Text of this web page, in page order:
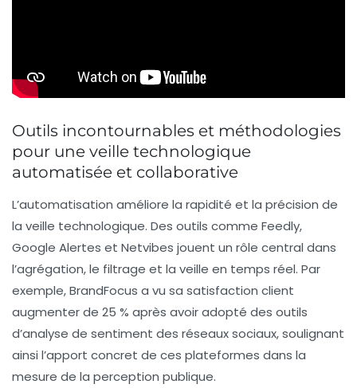
Outils incontournables et méthodologies
pour une veille technologique
automatisée et collaborative
L’automatisation améliore la rapidité et la précision de
la veille technologique. Des outils comme Feedly,
Google Alertes et Netvibes jouent un rôle central dans
l’agrégation, le filtrage et la veille en temps réel. Par
exemple, BrandFocus a vu sa satisfaction client
augmenter de 25 % après avoir adopté des outils
d’analyse de sentiment des réseaux sociaux, soulignant
ainsi l’apport concret de ces plateformes dans la
mesure de la perception publique.